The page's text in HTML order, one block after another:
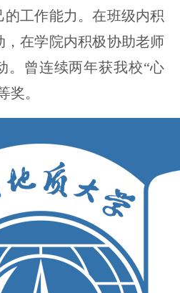
工作能力。在班级内积
在学院内积极协助老师
。曾连续两年获我校“心
奖。